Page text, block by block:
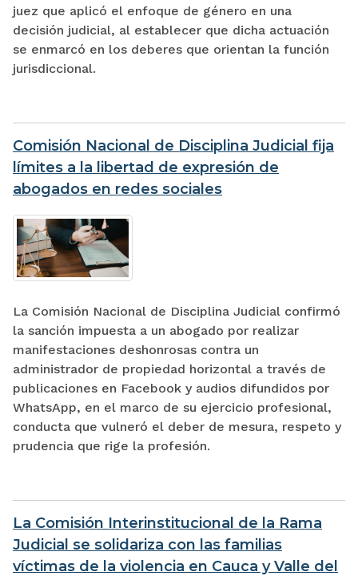
juez que aplicó el enfoque de género en una
decisión judicial, al establecer que dicha actuación
se enmarcó en los deberes que orientan la función
jurisdiccional.
Comisión Nacional de Disciplina Judicial fija
límites a la libertad de expresión de
abogados en redes sociales
La Comisión Nacional de Disciplina Judicial confirmó
la sanción impuesta a un abogado por realizar
manifestaciones deshonrosas contra un
administrador de propiedad horizontal a través de
publicaciones en Facebook y audios difundidos por
WhatsApp, en el marco de su ejercicio profesional,
conducta que vulneró el deber de mesura, respeto y
prudencia que rige la profesión.
La Comisión Interinstitucional de la Rama
Judicial se solidariza con las familias
víctimas de la violencia en Cauca y Valle del